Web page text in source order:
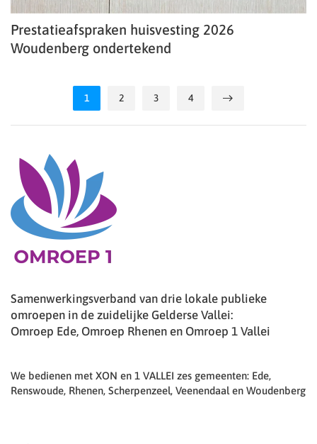
Prestatieafspraken huisvesting 2026
Woudenberg ondertekend
1 2 3 4
Samenwerkingsverband van drie lokale publieke
omroepen in de zuidelijke Gelderse Vallei:
Omroep Ede, Omroep Rhenen en Omroep 1 Vallei
We bedienen met XON en 1 VALLEI zes gemeenten: Ede,
Renswoude, Rhenen, Scherpenzeel, Veenendaal en Woudenberg